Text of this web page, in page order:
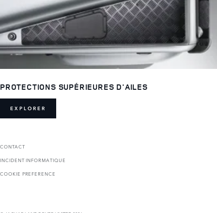
PROTECTIONS SUPÉRIEURES D'AILES
EXPLORER
CONTACT
INCIDENT INFORMATIQUE
COOKIE PREFERENCE